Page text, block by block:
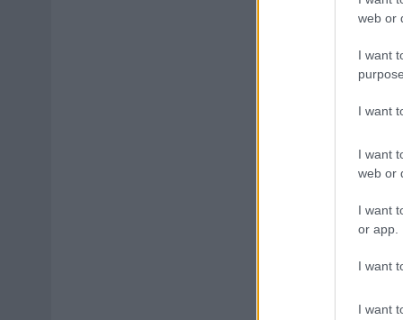
web or
I want
I want
I want
web or
I want
or app.
I want
I want